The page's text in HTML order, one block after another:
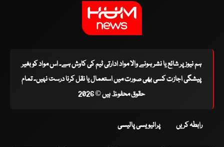
ہم نیوز پر شائع یا نشر ہونے والا مواد ادارتی ٹیم کی کاوش ہے۔ اس مواد کو بغیر
پیشگی اجازت کسی بھی صورت میں استعمال یا نقل کرنا درست نہیں۔ تمام
حقوق محفوظ ہیں © 2026
رابطہ کریں پرائیویسی پالیسی